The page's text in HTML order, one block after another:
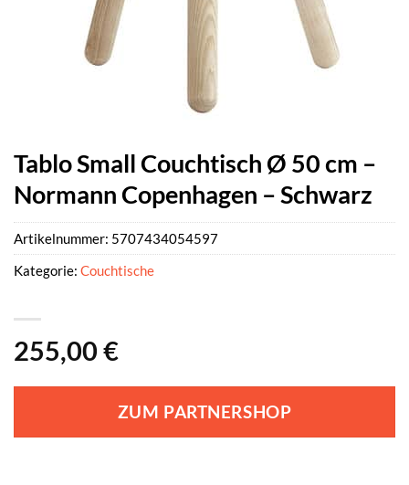
Tablo Small Couchtisch Ø 50 cm –
Normann Copenhagen – Schwarz
255,00 €
ZUM PARTNERSHOP
Artikelnummer: 5707434054597
Kategorie: Couchtische